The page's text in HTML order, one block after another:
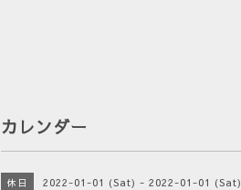
カレンダー
休日 2022-01-01 (Sat) - 2022-01-01 (Sat)